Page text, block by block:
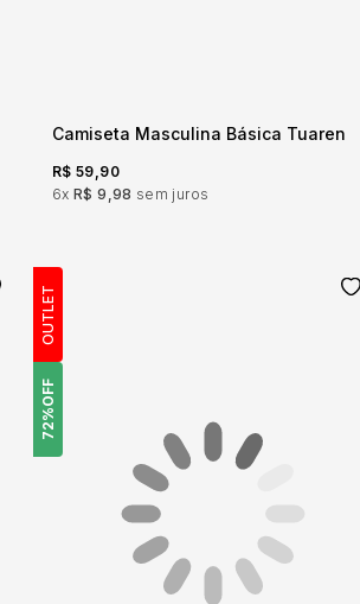
Camiseta Masculina Básica Tuaren
R$ 59,90
6xR$ 9,98 sem juros
72%
OFF
OUTLET